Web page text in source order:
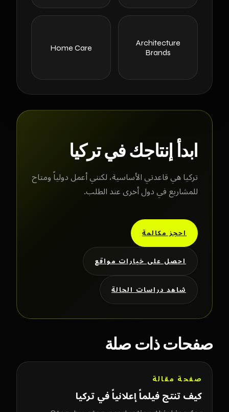
Architecture
Brands
Home Care
ابدأ إنتاجك في تركيا
تركيا هي قاعدتي الأساسية، لكنني أعمل دولياً ومتاح
للمشاريع في دول أخرى عند الطلب.
احجز مكالمة
احصل على خيارات مواقع
شاهد دراسات الحالة
صفحات ذات صلة
صفحة مقالة
كيف تنتج فيلماً إعلانياً في تركيا